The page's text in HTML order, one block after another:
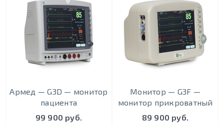
Армед — G3D — монитор
пациента
99 900 руб.
Монитор — G3F —
монитор прикроватный
89 900 руб.